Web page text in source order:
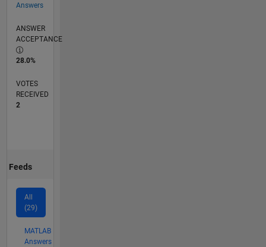
Answers
ANSWER
ACCEPTANCE
28.0%
VOTES
RECEIVED
2
Feeds
All
(29)
MATLAB
Answers